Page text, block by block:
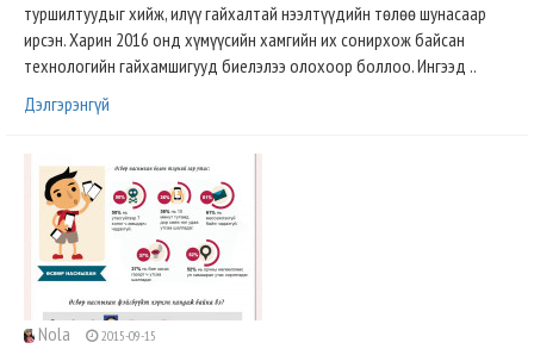
туршилтуудыг хийж, илүү гайхалтай нээлтүүдийн төлөө шунасаар
ирсэн. Харин 2016 онд хүмүүсийн хамгийн их сонирхож байсан
технологийн гайхамшигууд биелэлээ олохоор боллоо. Ингээд ..
Дэлгэрэнгүй
Nola 2015-09-15